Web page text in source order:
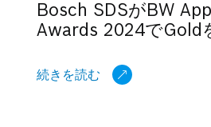
Bosch SDSがBW
Awards 2024でGold
続きを読む